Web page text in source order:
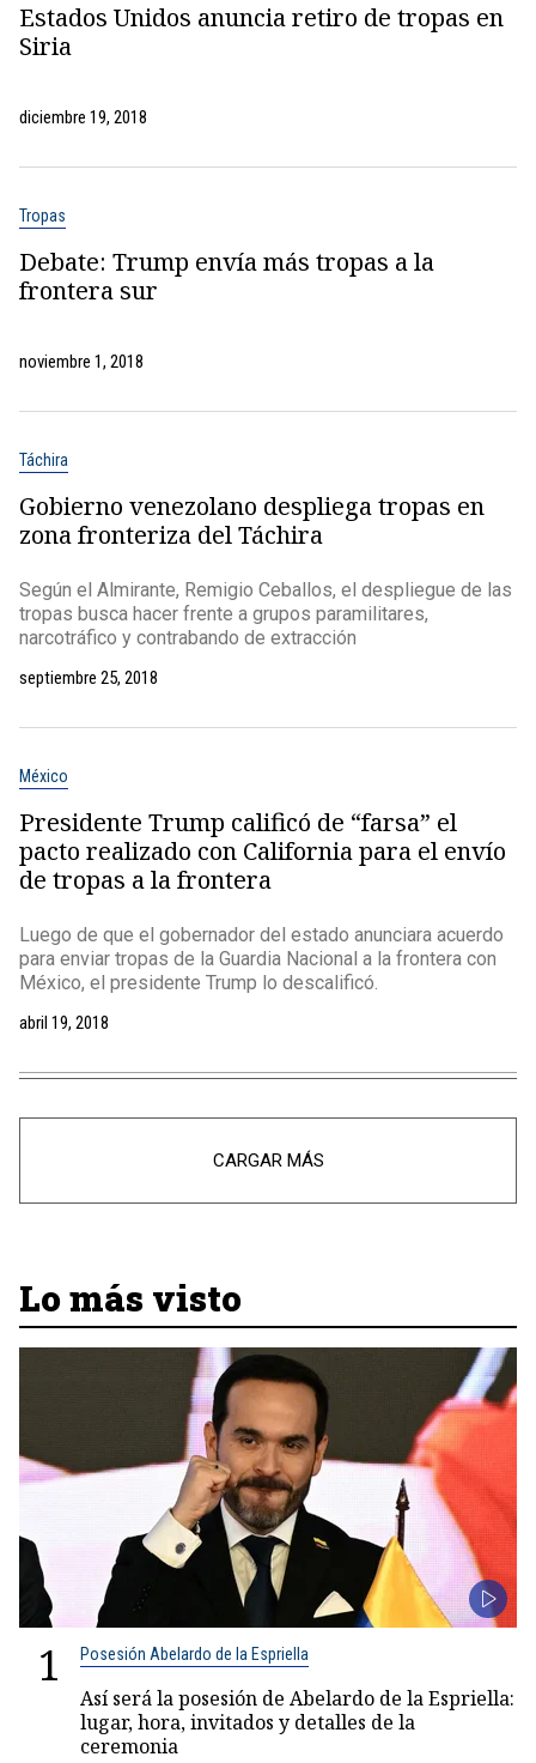
Estados Unidos anuncia retiro de tropas en
Siria
diciembre 19, 2018
Tropas
Debate: Trump envía más tropas a la
frontera sur
noviembre 1, 2018
Táchira
Gobierno venezolano despliega tropas en
zona fronteriza del Táchira
Según el Almirante, Remigio Ceballos, el despliegue de las
tropas busca hacer frente a grupos paramilitares,
narcotráfico y contrabando de extracción
septiembre 25, 2018
México
Presidente Trump calificó de “farsa” el
pacto realizado con California para el envío
de tropas a la frontera
Luego de que el gobernador del estado anunciara acuerdo
para enviar tropas de la Guardia Nacional a la frontera con
México, el presidente Trump lo descalificó.
abril 19, 2018
CARGAR MÁS
Lo más visto
1 Posesión Abelardo de la Espriella
Así será la posesión de Abelardo de la Espriella:
lugar, hora, invitados y detalles de la
ceremonia